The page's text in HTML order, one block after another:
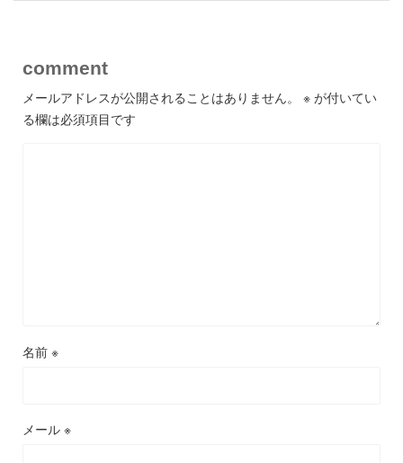
comment
メールアドレスが公開されることはありません。 ※ が付いてい
る欄は必須項目です
名前 ※
メール ※